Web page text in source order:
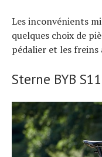
Les inconvénients
quelques choix de
pédalier et les
Sterne BYB S11